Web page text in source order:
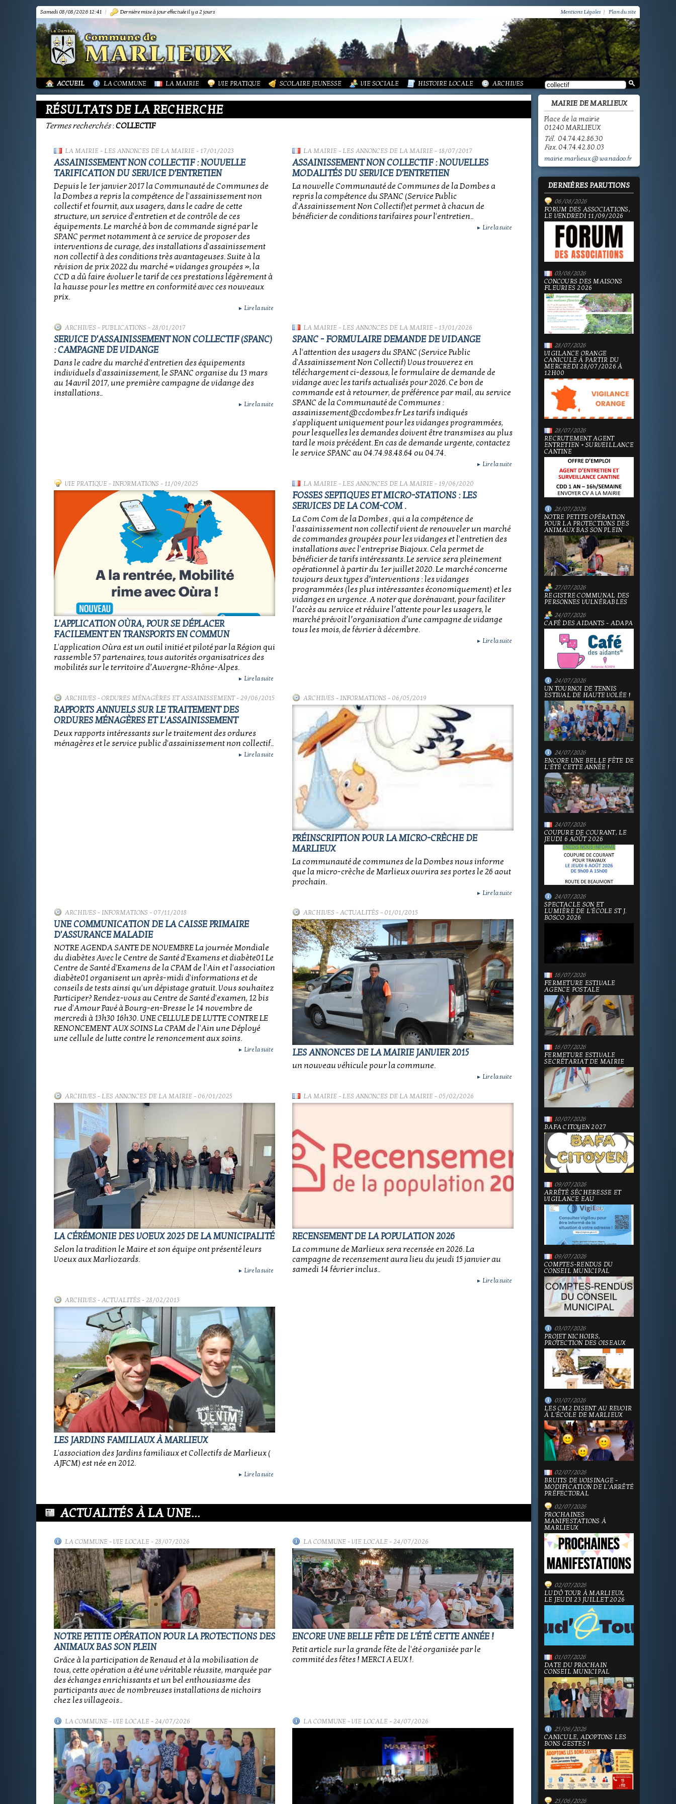
Samedi 08/08/2026 12:41 | Dernière mise à jour effectuée il y a 2 jours Mentions Légales | Plan du site
ACCUEIL LA COMMUNE LA MAIRIE VIE PRATIQUE SCOLAIRE JEUNESSE VIE SOCIALE HISTOIRE LOCALE ARCHIVES
RÉSULTATS DE LA RECHERCHE
Termes recherchés:COLLECTIF
LA MAIRIE- LES ANNONCES DE LA MAIRIE- 17/01/2023
ASSAINISSEMENT NON COLLECTIF : NOUVELLE
TARIFICATION DU SERVICE D'ENTRETIEN
Depuis le 1er janvier 2017 la Communauté de Communes de
la Dombes a repris la compétence de l'assainissement non
collectif et fournit, aux usagers, dans le cadre de cette
structure, un service d'entretien et de contrôle de ces
équipements. Le marché à bon de commande signé par le
SPANC permet notamment à ce service de proposer des
interventions de curage, des installations d'assainissement
non collectif à des conditions très avantageuses. Suite à la
révision de prix 2022 du marché « vidanges groupées », la
CCD a dû faire évoluer le tarif de ces prestations légèrement à
la hausse pour les mettre en conformité avec ces nouveaux
prix.
► Lire la suite
LA MAIRIE- LES ANNONCES DE LA MAIRIE- 18/07/2017
ASSAINISSEMENT NON COLLECTIF : NOUVELLES
MODALITÉS DU SERVICE D'ENTRETIEN
La nouvelle Communauté de Communes de la Dombes a
repris la compétence du SPANC (Service Public
d'Assainissement Non Collectif)et permet à chacun de
bénéficier de conditions tarifaires pour l'entretien..
► Lire la suite
ARCHIVES - PUBLICATIONS - 28/01/2017
SERVICE D'ASSAINISSEMENT NON COLLECTIF (SPANC)
: CAMPAGNE DE VIDANGE
Dans le cadre du marché d'entretien des équipements
individuels d'assainissement, le SPANC organise du 13 mars
au 14avril 2017, une première campagne de vidange des
installations..
► Lire la suite
LA MAIRIE- LES ANNONCES DE LA MAIRIE- 13/01/2026
SPANC - FORMULAIRE DEMANDE DE VIDANGE
A l'attention des usagers du SPANC (Service Public
d'Assainissement Non Collectif) Vous trouverez en
téléchargement ci-dessous, le formulaire de demande de
vidange avec les tarifs actualisés pour 2026. Ce bon de
commande est à retourner, de préférence par mail, au service
SPANC de la Communauté de Communes :
assainissement@ccdombes.fr Les tarifs indiqués
s'appliquent uniquement pour les vidanges programmées,
pour lesquelles les demandes doivent être transmises au plus
tard le mois précédent. En cas de demande urgente, contactez
le service SPANC au 04.74.98.48.64 ou 04.74.
► Lire la suite
VIE PRATIQUE- INFORMATIONS - 11/09/2025
L'APPLICATION OÙRA, POUR SE DÉPLACER
FACILEMENT EN TRANSPORTS EN COMMUN
L'application Oùra est un outil initié et piloté par la Région qui
rassemble 57 partenaires, tous autorités organisatrices des
mobilités sur le territoire d’Auvergne-Rhône-Alpes.
► Lire la suite
LA MAIRIE- LES ANNONCES DE LA MAIRIE- 19/06/2020
FOSSES SEPTIQUES ET MICRO-STATIONS : LES
SERVICES DE LA COM-COM .
La Com Com de la Dombes , qui a la compétence de
l'assainissement non collectif vient de renouveler un marché
de commandes groupées pour les vidanges et l'entretien des
installations avec l'entreprise Biajoux. Cela permet de
bénéficier de tarifs intéressants. Le service sera pleinement
opérationnel à partir du 1er juillet 2020. Le marché concerne
toujours deux types d’interventions : les vidanges
programmées (les plus intéressantes économiquement) et les
vidanges en urgence. A noter que dorénavant, pour faciliter
l’accès au service et réduire l’attente pour les usagers, le
marché prévoit l’organisation d’une campagne de vidange
tous les mois, de février à décembre.
► Lire la suite
ARCHIVES -ORDURES MÉNAGÈRES ET ASSAINISSEMENT- 29/06/2015
RAPPORTS ANNUELS SUR LE TRAITEMENT DES
ORDURES MÉNAGÈRES ET L'ASSAINISSEMENT
Deux rapports intéressants sur le traitement des ordures
ménagères et le service public d'assainissement non collectif..
► Lire la suite
ARCHIVES - INFORMATIONS - 06/05/2019
PRÉINSCRIPTION POUR LA MICRO-CRÈCHE DE
MARLIEUX
La communauté de communes de la Dombes nous informe
que la micro-crèche de Marlieux ouvrira ses portes le 26 aout
prochain.
► Lire la suite
ARCHIVES - INFORMATIONS - 07/11/2018
UNE COMMUNICATION DE LA CAISSE PRIMAIRE
D'ASSURANCE MALADIE
NOTRE AGENDA SANTE DE NOVEMBRE La journée Mondiale
du diabètes Avec le Centre de Santé d'Examens et diabète01 Le
Centre de Santé d'Examens de la CPAM de l'Ain et l'association
diabète01 organisent un après-midi d'informations et de
conseils de tests ainsi qu'un dépistage gratuit. Vous souhaitez
Participer? Rendez-vous au Centre de Santé d'examen, 12 bis
rue d'Amour Pavé à Bourg-en-Bresse le 14 novembre de
mercredi à 13h30 16h30. UNE CELLULE DE LUTTE CONTRE LE
RENONCEMENT AUX SOINS La CPAM de l'Ain une Déployé
une cellule de lutte contre le renoncement aux soins.
► Lire la suite
ARCHIVES -ACTUALITÉS - 01/01/2015
LES ANNONCES DE LA MAIRIE JANVIER 2015
un nouveau véhicule pour la commune.
► Lire la suite
ARCHIVES - LES ANNONCES DE LA MAIRIE- 06/01/2025
LA CÉRÉMONIE DES VOEUX 2025 DE LA MUNICIPALITÉ
Selon la tradition le Maire et son équipe ont présenté leurs
Voeux aux Marliozards.
► Lire la suite
LA MAIRIE- LES ANNONCES DE LA MAIRIE- 05/02/2026
RECENSEMENT DE LA POPULATION 2026
La commune de Marlieux sera recensée en 2026. La
campagne de recensement aura lieu du jeudi 15 janvier au
samedi 14 février inclus..
► Lire la suite
ARCHIVES -ACTUALITÉS - 28/02/2013
LES JARDINS FAMILIAUX À MARLIEUX
L'association des Jardins familiaux et Collectifs de Marlieux (
AJFCM) est née en 2012.
► Lire la suite
ACTUALITÉS À LA UNE...
LA COMMUNE-VIE LOCALE- 28/07/2026
NOTRE PETITE OPÉRATION POUR LA PROTECTIONS DES
ANIMAUX BAS SON PLEIN
Grâce à la participation de Renaud et à la mobilisation de
tous, cette opération a été une véritable réussite, marquée par
des échanges enrichissants et un bel enthousiasme des
participants avec de nombreuses installations de nichoirs
chez les villageois..
LA COMMUNE-VIE LOCALE- 24/07/2026
ENCORE UNE BELLE FÊTE DE L'ÉTÉ CETTE ANNÉE !
Petit article sur la grande fête de l'été organisée par le
commité des fêtes ! MERCI A EUX !.
LA COMMUNE-VIE LOCALE- 24/07/2026 LA COMMUNE-VIE LOCALE- 24/07/2026
MAIRIE DE MARLIEUX
Place de la mairie
01240 MARLIEUX
Tél. 04.74.42.86.30
Fax. 04.74.42.80.03
mairie.marlieux@wanadoo.fr
DERNIÈRES PARUTIONS
06/08/2026
FORUM DES ASSOCIATIONS,
LE VENDREDI 11/09/2026
03/08/2026
CONCOURS DES MAISONS
FLEURIES 2026
28/07/2026
VIGILANCE ORANGE
CANICULE À PARTIR DU
MERCREDI 28/07/2026 À
12H00
28/07/2026
RECRUTEMENT AGENT
ENTRETIEN + SURVEILLANCE
CANTINE
28/07/2026
NOTRE PETITE OPÉRATION
POUR LA PROTECTIONS DES
ANIMAUX BAS SON PLEIN
27/07/2026
REGISTRE COMMUNAL DES
PERSONNES VULNÉRABLES
24/07/2026
CAFÉ DES AIDANTS - ADAPA
24/07/2026
UN TOURNOI DE TENNIS
ESTIVAL DE HAUTE VOLÉE !
24/07/2026
ENCORE UNE BELLE FÊTE DE
L'ÉTÉ CETTE ANNÉE !
24/07/2026
COUPURE DE COURANT, LE
JEUDI 6 AOÛT 2026
24/07/2026
SPECTACLE SON ET
LUMIÈRE DE L'ÉCOLE ST J.
BOSCO 2026
16/07/2026
FERMETURE ESTIVALE
AGENCE POSTALE
16/07/2026
FERMETURE ESTIVALE
SECRÉTARIAT DE MAIRIE
10/07/2026
BAFA CITOYEN 2027
09/07/2026
ARRÊTÉ SÉCHERESSE ET
VIGILANCE EAU
09/07/2026
COMPTES-RENDUS DU
CONSEIL MUNICIPAL
03/07/2026
PROJET NICHOIRS,
PROTECTION DES OISEAUX
03/07/2026
LES CM2 DISENT AU REVOIR
À L'ÉCOLE DE MARLIEUX
02/07/2026
BRUITS DE VOISINAGE -
MODIFICATION DE L'ARRÊTÉ
PRÉFECTORAL
02/07/2026
PROCHAINES
MANIFESTATIONS À
MARLIEUX
02/07/2026
LUD'Ô TOUR À MARLIEUX,
LE JEUDI 23 JUILLET 2026
01/07/2026
DATE DU PROCHAIN
CONSEIL MUNICIPAL
25/06/2026
CANICULE, ADOPTONS LES
BONS GESTES !
25/06/2026
PRÉSENTATION
TOURISME-COMMERCES-ARTISANS
MARPA LE RENON
VIE LOCALE
ACTUALITÉS
BIBLIOTHÈQUE
PLAN LOCAL URBANISME (PLU)
LES ANNONCES DE LA MAIRIE
PUBLICATIONS
ORDURES MÉNAGÈRES ET ASSAINISSEMENT
ASSOCIATIONS
LA VIE DES ASSOCIATIONS
GROUPEMENT PAROISSIAL
ECOLE PUBLIQUE - INFORMATIONS
PÔLE ENFANCE
ECOLE PRIVÉE
ACTION SOCIALE
LA PETITE HISTOIRE DE MARLIEUX
PHOTOS DE MARLIEUX
SCOLAIRE JEUNESSE / INFORMATIONS
SCOLAIRE JEUNESSE / ECOLE PUBLIQUE - INFORMATIONS
SCOLAIRE JEUNESSE / PÔLE ENFANCE
SCOLAIRE JEUNESSE / ECOLE PRIVÉE
VIE SOCIALE / ACTION SOCIALE
/ ECOLE PUBLIQUE - INFORMATIONS
/ LA VIE DES ASSOCIATIONS
/ VIE LOCALE